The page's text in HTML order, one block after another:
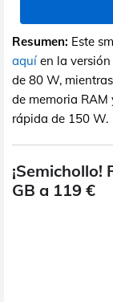
Resumen: Este
aquí en la
de 80 W,
de memoria
rápida de 150 W.
¡Semichollo!
GB a 119 €